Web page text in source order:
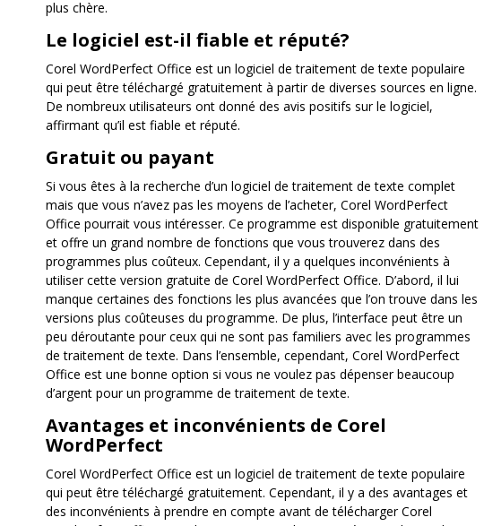
plus chère.
Le logiciel est-il fiable et réputé?
Corel WordPerfect Office est un logiciel de traitement de texte populaire
qui peut être téléchargé gratuitement à partir de diverses sources en ligne.
De nombreux utilisateurs ont donné des avis positifs sur le logiciel,
affirmant qu’il est fiable et réputé.
Gratuit ou payant
Si vous êtes à la recherche d’un logiciel de traitement de texte complet
mais que vous n’avez pas les moyens de l’acheter, Corel WordPerfect
Office pourrait vous intéresser. Ce programme est disponible gratuitement
et offre un grand nombre de fonctions que vous trouverez dans des
programmes plus coûteux. Cependant, il y a quelques inconvénients à
utiliser cette version gratuite de Corel WordPerfect Office. D’abord, il lui
manque certaines des fonctions les plus avancées que l’on trouve dans les
versions plus coûteuses du programme. De plus, l’interface peut être un
peu déroutante pour ceux qui ne sont pas familiers avec les programmes
de traitement de texte. Dans l’ensemble, cependant, Corel WordPerfect
Office est une bonne option si vous ne voulez pas dépenser beaucoup
d’argent pour un programme de traitement de texte.
Avantages et inconvénients de Corel
WordPerfect
Corel WordPerfect Office est un logiciel de traitement de texte populaire
qui peut être téléchargé gratuitement. Cependant, il y a des avantages et
des inconvénients à prendre en compte avant de télécharger Corel